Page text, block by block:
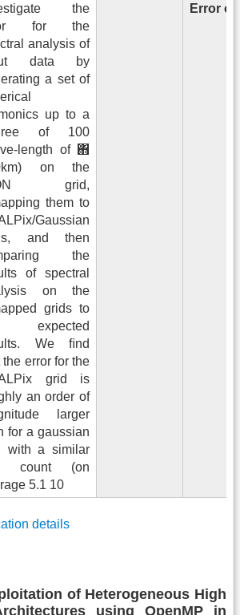
the
for the
analysis of
data by
a set of
up to a
of 100
length of ΋
on the
grid,
them to
Gaussian
and then
the
of spectral
on the
grids to
expected
We ﬁnd
the error for the
grid is
an order of
larger
for a gaussian
with a similar
count (on
5.1 10
Error of
details
of Heterogeneous High
using OpenMP in